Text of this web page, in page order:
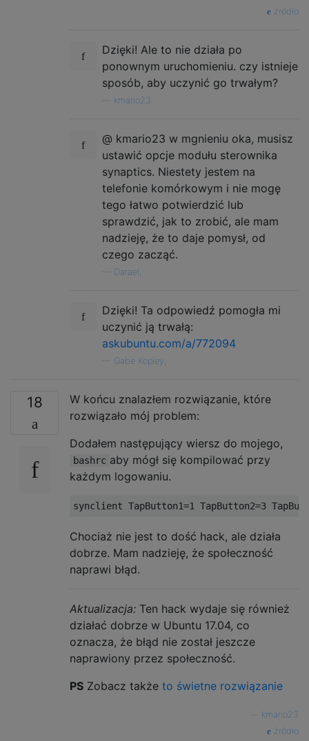
źródło
Dzięki! Ale to nie działa po
ponownym uruchomieniu. czy istnieje
sposób, aby uczynić go trwałym?
kmario23
@ kmario23 w mgnieniu oka, musisz
ustawić opcje modułu sterownika
synaptics. Niestety jestem na
telefonie komórkowym i nie mogę
tego łatwo potwierdzić lub
sprawdzić, jak to zrobić, ale mam
nadzieję, że to daje pomysł, od
czego zacząć.
Darael,
Dzięki! Ta odpowiedź pomogła mi
uczynić ją trwałą:
askubuntu.com/a/772094
Gabe Kopley,
18
W końcu znalazłem rozwiązanie, które
rozwiązało mój problem:
Dodałem następujący wiersz do mojego,
bashrc aby mógł się kompilować przy
każdym logowaniu.
Chociaż nie jest to dość hack, ale działa
dobrze. Mam nadzieję, że społeczność
naprawi błąd.
Aktualizacja: Ten hack wydaje się również
działać dobrze w Ubuntu 17.04, co
oznacza, że ​​błąd nie został jeszcze
naprawiony przez społeczność.
PS Zobacz także to świetne rozwiązanie
kmario23
źródło